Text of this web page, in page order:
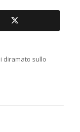
diramato sullo